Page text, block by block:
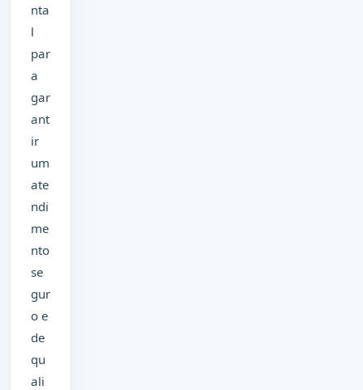
nta
l
par
a
gar
ant
ir
um
ate
ndi
me
nto
se
gur
o e
de
qu
ali